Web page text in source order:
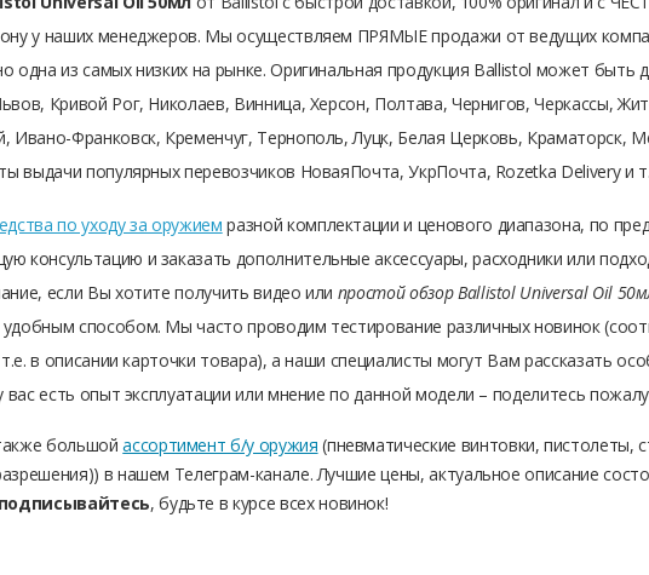
у наших менеджеров. Мы осуществляем ПРЯМЫЕ продажи от ведущих
одна из самых низких на рынке. Оригинальная продукция Ballistol может быть
Кривой Рог, Николаев, Винница, Херсон, Полтава, Чернигов, Черкассы,
Ивано-Франковск, Кременчуг, Тернополь, Луцк, Белая Церковь, Краматорск,
выдачи популярных перевозчиков НоваяПочта, УкрПочта, Rozetka Delivery и
по уходу за оружием разной комплектации и ценового диапазона, по
консультацию и заказать дополнительные аксессуары, расходники или
если Вы хотите получить видео или простой обзор Ballistol Universal Oil
способом. Мы часто проводим тестирование различных новинок
в описании карточки товара), а наши специалисты могут Вам рассказать
вас есть опыт эксплуатации или мнение по данной модели – поделитесь
большойассортимент б/у оружия (пневматические винтовки, пистолеты,
в нашем Телеграм-канале. Лучшие цены, актуальное описание
подписывайтесь, будьте в курсе всех новинок!